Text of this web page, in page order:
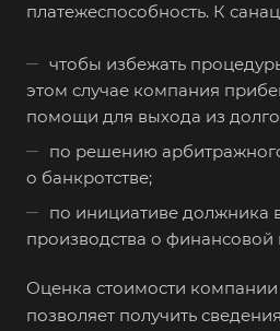
платежеспособность. К
чтобы избежать
этом случае компания
помощи для выхода из
по решению
о банкротстве;
по инициативе должника
производства о финансовой
Оценка стоимости
позволяет получить